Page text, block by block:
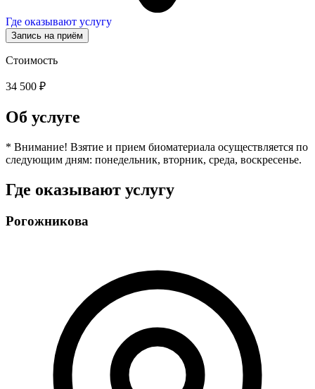
Где оказывают услугу
Запись на приём
Стоимость
34 500 ₽
Об услуге
* Внимание! Взятие и прием биоматериала осуществляется по
следующим дням: понедельник, вторник, среда, воскресенье.
Где оказывают услугу
Рогожникова